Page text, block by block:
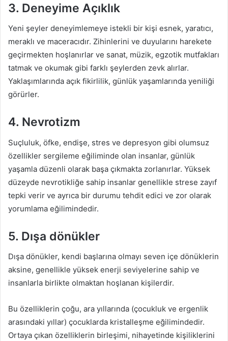
3. Deneyime Açıklık
Yeni şeyler deneyimlemeye istekli bir kişi esnek, yaratıcı,
meraklı ve maceracıdır. Zihinlerini ve duyularını harekete
geçirmekten hoşlanırlar ve sanat, müzik, egzotik mutfakları
tatmak ve okumak gibi farklı şeylerden zevk alırlar.
Yaklaşımlarında açık fikirlilik, günlük yaşamlarında yeniliği
görürler.
4. Nevrotizm
Suçluluk, öfke, endişe, stres ve depresyon gibi olumsuz
özellikler sergileme eğiliminde olan insanlar, günlük
yaşamla düzenli olarak başa çıkmakta zorlanırlar. Yüksek
düzeyde nevrotikliğe sahip insanlar genellikle strese zayıf
tepki verir ve ayrıca bir durumu tehdit edici ve zor olarak
yorumlama eğilimindedir.
5. Dışa dönükler
Dışa dönükler, kendi başlarına olmayı seven içe dönüklerin
aksine, genellikle yüksek enerji seviyelerine sahip ve
insanlarla birlikte olmaktan hoşlanan kişilerdir.
Bu özelliklerin çoğu, ara yıllarında (çocukluk ve ergenlik
arasındaki yıllar) çocuklarda kristalleşme eğilimindedir.
Ortaya çıkan özelliklerin birleşimi, nihayetinde kişiliklerini